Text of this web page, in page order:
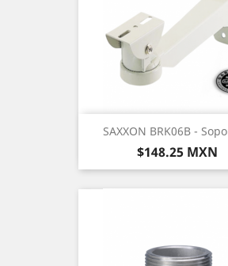
SAXXON BRK06B -
Precio
$148.25 MXN